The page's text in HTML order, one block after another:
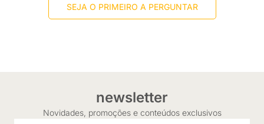
SEJA O PRIMEIRO A PERGUNTAR
newsletter
Novidades, promoções e conteúdos exclusivos